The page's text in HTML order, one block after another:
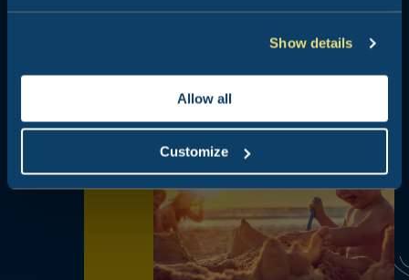
Show details
Allow all
Customize